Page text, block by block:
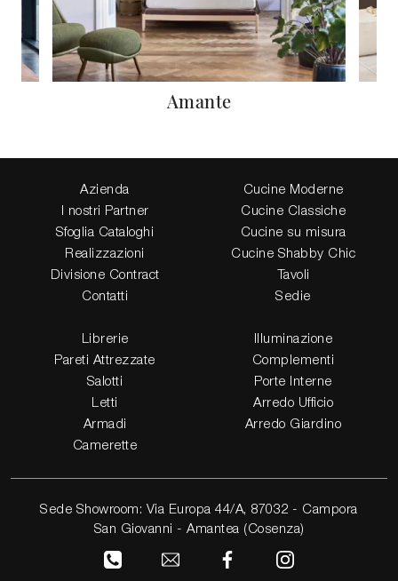
Amante
Azienda
I nostri Partner
Sfoglia Cataloghi
Realizzazioni
Divisione Contract
Contatti
Cucine Moderne
Cucine Classiche
Cucine su misura
Cucine Shabby Chic
Tavoli
Sedie
Librerie
Pareti Attrezzate
Salotti
Letti
Armadi
Camerette
Illuminazione
Complementi
Porte Interne
Arredo Ufficio
Arredo Giardino
Sede Showroom: Via Europa 44/A, 87032 - Campora
San Giovanni - Amantea (Cosenza)